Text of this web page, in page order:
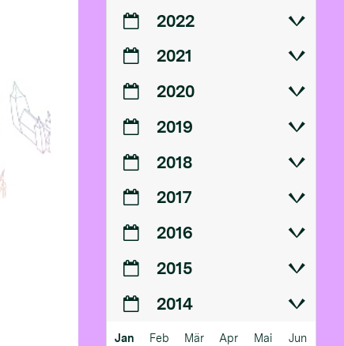
2022
2021
2020
2019
2018
2017
2016
2015
2014
Jan Feb Mär Apr Mai Jun